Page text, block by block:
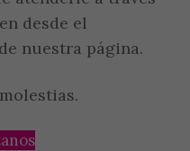
desde el
nuestra página.